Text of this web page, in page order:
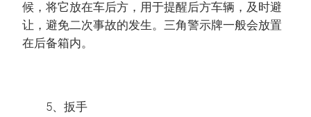
候，将它放在车后方，用于提醒后方车辆，及时避
让，避免二次事故的发生。三角警示牌一般会放置
在后备箱内。
5、扳手